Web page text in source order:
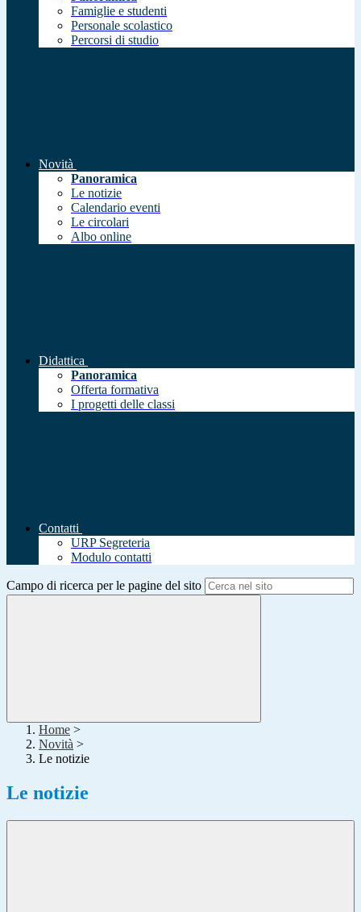
Famiglie e studenti
Personale scolastico
Percorsi di studio
Novità
Panoramica
Le notizie
Calendario eventi
Le circolari
Albo online
Didattica
Panoramica
Offerta formativa
I progetti delle classi
Contatti
URP Segreteria
Modulo contatti
Campo di ricerca per le pagine del sito
Home >
Novità >
Le notizie
Le notizie